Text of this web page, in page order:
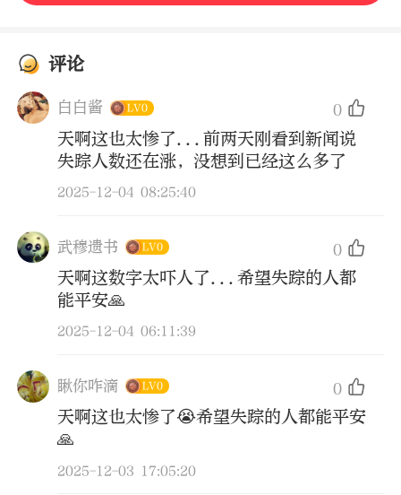
评论
白白酱 LV0 0
天啊这也太惨了...前两天刚看到新闻说
失踪人数还在涨，没想到已经这么多了
2025-12-04 08:25:40
武穆遗书 LV0 0
天啊这数字太吓人了...希望失踪的人都
能平安🙏
2025-12-04 06:11:39
瞅你咋滴 LV0 0
天啊这也太惨了😭希望失踪的人都能平安
🙏
2025-12-03 17:05:20